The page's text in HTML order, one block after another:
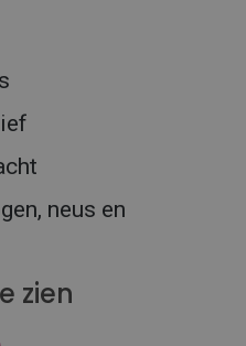
neus en
zien